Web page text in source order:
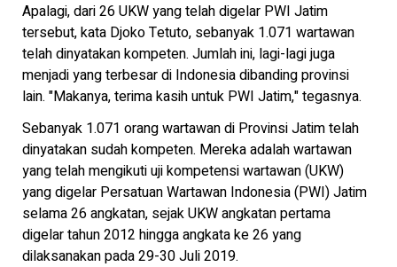
Apalagi, dari 26 UKW yang telah digelar PWI Jatim
tersebut, kata Djoko Tetuto, sebanyak 1.071 wartawan
telah dinyatakan kompeten. Jumlah ini, lagi-lagi juga
menjadi yang terbesar di Indonesia dibanding provinsi
lain. "Makanya, terima kasih untuk PWI Jatim," tegasnya.
Sebanyak 1.071 orang wartawan di Provinsi Jatim telah
dinyatakan sudah kompeten. Mereka adalah wartawan
yang telah mengikuti uji kompetensi wartawan (UKW)
yang digelar Persatuan Wartawan Indonesia (PWI) Jatim
selama 26 angkatan, sejak UKW angkatan pertama
digelar tahun 2012 hingga angkata ke 26 yang
dilaksanakan pada 29-30 Juli 2019.